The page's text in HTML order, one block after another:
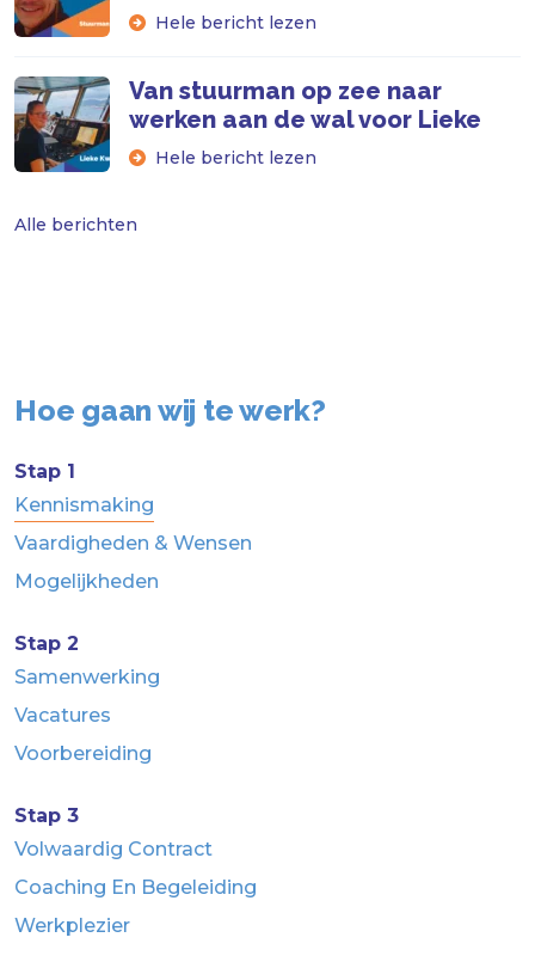
Hele bericht lezen
Van stuurman op zee naar
werken aan de wal voor Lieke
Hele bericht lezen
Alle berichten
Hoe gaan wij te werk?
Stap 1
Kennismaking
Vaardigheden & Wensen
Mogelijkheden
Stap 2
Samenwerking
Vacatures
Voorbereiding
Stap 3
Volwaardig Contract
Coaching En Begeleiding
Werkplezier